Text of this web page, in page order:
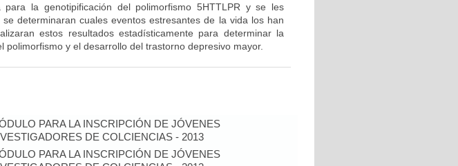
la genotipificación del polimorfismo 5HTTLPR y se les
determinaran cuales eventos estresantes de la vida los han
estos resultados estadísticamente para determinar la
polimorfismo y el desarrollo del trastorno depresivo mayor.
PARA LA INSCRIPCIÓN DE JÓVENES
DE COLCIENCIAS - 2013
PARA LA INSCRIPCIÓN DE JÓVENES